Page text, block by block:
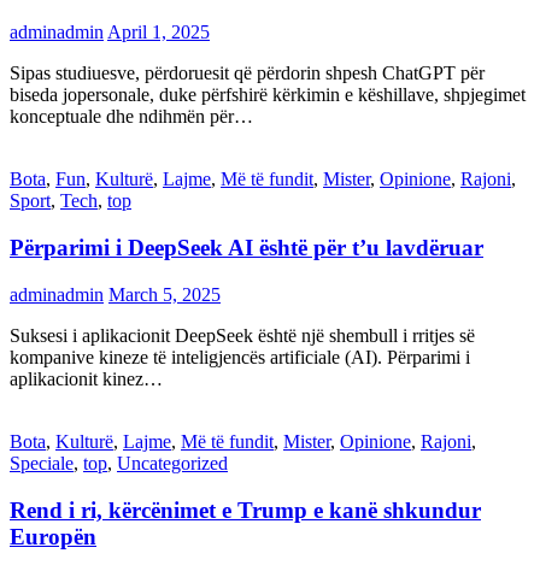
adminadmin April 1, 2025
Sipas studiuesve, përdoruesit që përdorin shpesh ChatGPT për
biseda jopersonale, duke përfshirë kërkimin e këshillave, shpjegimet
konceptuale dhe ndihmën për…
Bota, Fun, Kulturë, Lajme, Më të fundit, Mister, Opinione, Rajoni,
Sport, Tech, top
Përparimi i DeepSeek AI është për t’u lavdëruar
adminadmin March 5, 2025
Suksesi i aplikacionit DeepSeek është një shembull i rritjes së
kompanive kineze të inteligjencës artificiale (AI). Përparimi i
aplikacionit kinez…
Bota, Kulturë, Lajme, Më të fundit, Mister, Opinione, Rajoni,
Speciale, top, Uncategorized
Rend i ri, kërcënimet e Trump e kanë shkundur
Europën